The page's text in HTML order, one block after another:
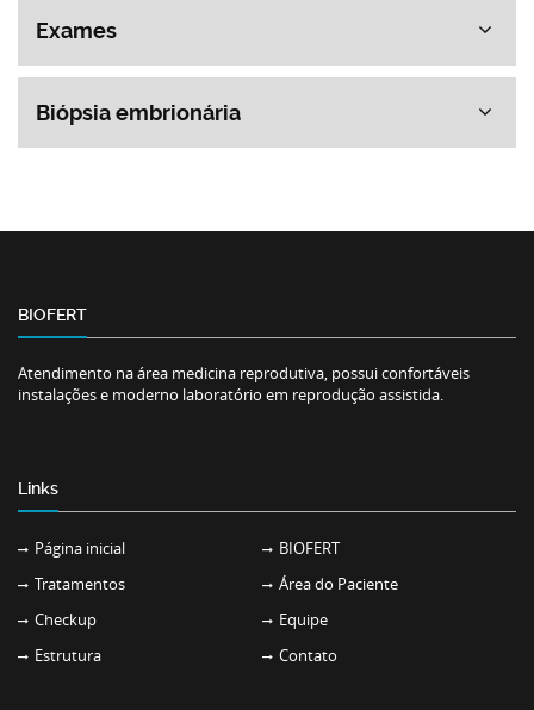
Exames
Biópsia embrionária
BIOFERT
Atendimento na área medicina reprodutiva, possui confortáveis
instalações e moderno laboratório em reprodução assistida.
Links
Página inicial
BIOFERT
Tratamentos
Área do Paciente
Checkup
Equipe
Estrutura
Contato